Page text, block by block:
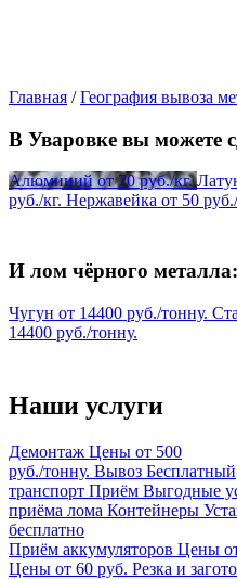
Главная / География вывоза
В Уваровке вы можете
Алюминий от70руб./кг.
руб./кг. Нержавейка от 50
И лом чёрного металла:
Чугун от 14400 руб./тонну.
14400 руб./тонну.
Наши услуги
Демонтаж Цены от 500
руб./тонну. Вывоз Бесплатный
транспорт Приём Выгодные
приёма лома Контейнеры
бесплатно
Приём аккумуляторов Цены
Цены от 60 руб. Резка и